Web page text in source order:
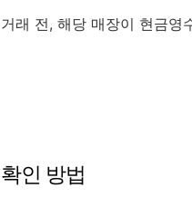
거래 전, 해당 매장이 현금영
확인 방법